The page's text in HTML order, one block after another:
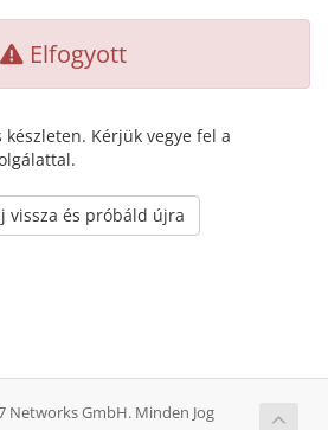
Elfogyott
Kérjük vegye fel a
és próbáld újra
Networks GmbH. Minden Jog